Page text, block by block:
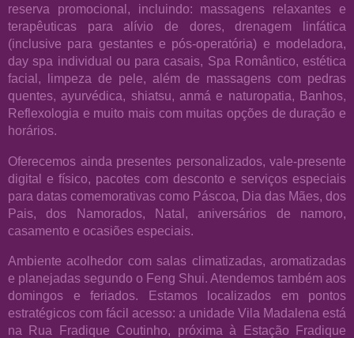
reserva promocional, incluindo: massagens relaxantes e
terapêuticas para alívio de dores, drenagem linfática
(inclusive para gestantes e pós-operatória) e modeladora,
day spa individual ou para casais, Spa Romântico, estética
facial, limpeza de pele, além de massagens com pedras
quentes, ayurvédica, shiatsu, anmá e naturopatia, Banhos,
Reflexologia e muito mais com muitas opções de duração e
horários.
Oferecemos ainda presentes personalizados, vale-presente
digital e físico, pacotes com desconto e serviços especiais
para datas comemorativas como Páscoa, Dia das Mães, dos
Pais, dos Namorados, Natal, aniversários de namoro,
casamento e ocasiões especiais.
Ambiente acolhedor com salas climatizadas, aromatizadas
e planejadas segundo o Feng Shui. Atendemos também aos
domingos e feriados. Estamos localizados em pontos
estratégicos com fácil acesso: a unidade Vila Madalena está
na Rua Fradique Coutinho, próxima à Estação Fradique